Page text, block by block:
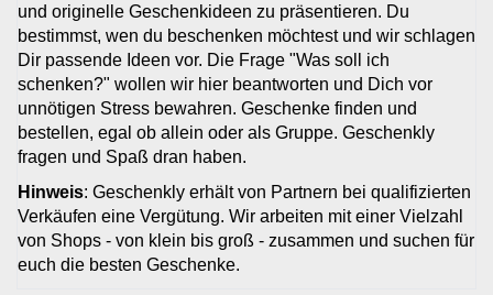
und originelle Geschenkideen zu präsentieren. Du
bestimmst, wen du beschenken möchtest und wir schlagen
Dir passende Ideen vor. Die Frage "Was soll ich
schenken?" wollen wir hier beantworten und Dich vor
unnötigen Stress bewahren. Geschenke finden und
bestellen, egal ob allein oder als Gruppe. Geschenkly
fragen und Spaß dran haben.
Hinweis: Geschenkly erhält von Partnern bei qualifizierten
Verkäufen eine Vergütung. Wir arbeiten mit einer Vielzahl
von Shops - von klein bis groß - zusammen und suchen für
euch die besten Geschenke.